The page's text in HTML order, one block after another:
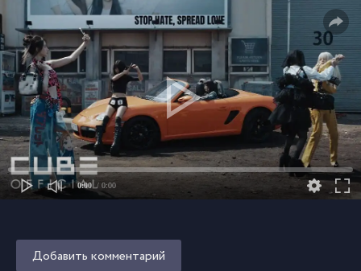
0:00 / 0:00
Добавить комментарий